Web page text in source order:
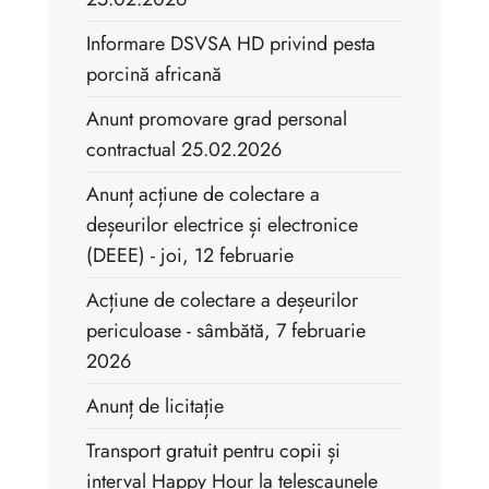
Informare DSVSA HD privind pesta
porcină africană
Anunt promovare grad personal
contractual 25.02.2026
Anunț acțiune de colectare a
deșeurilor electrice și electronice
(DEEE) - joi, 12 februarie
Acțiune de colectare a deșeurilor
periculoase - sâmbătă, 7 februarie
2026
Anunț de licitație
Transport gratuit pentru copii și
interval Happy Hour la telescaunele